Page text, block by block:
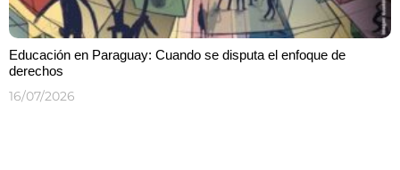
Educación en Paraguay: Cuando se disputa el enfoque de
derechos
16/07/2026